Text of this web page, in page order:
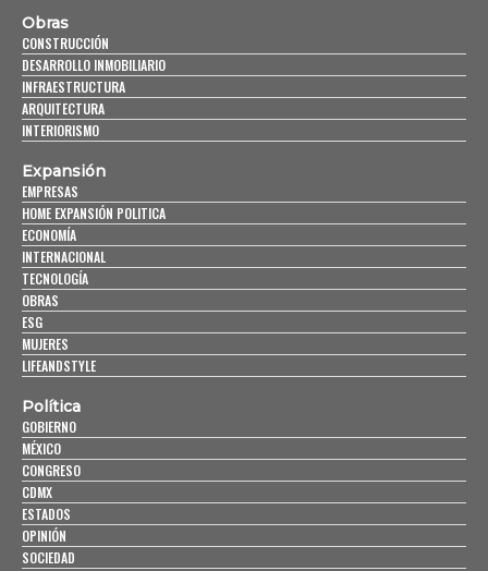
Obras
CONSTRUCCIÓN
DESARROLLO INMOBILIARIO
INFRAESTRUCTURA
ARQUITECTURA
INTERIORISMO
Expansión
EMPRESAS
HOME EXPANSIÓN POLITICA
ECONOMÍA
INTERNACIONAL
TECNOLOGÍA
OBRAS
ESG
MUJERES
LIFEANDSTYLE
Política
GOBIERNO
MÉXICO
CONGRESO
CDMX
ESTADOS
OPINIÓN
SOCIEDAD